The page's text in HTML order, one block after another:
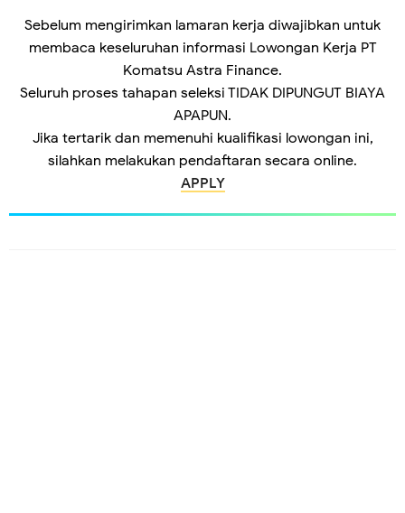
Sebelum mengirimkan lamaran kerja diwajibkan untuk
membaca keseluruhan informasi Lowongan Kerja PT
Komatsu Astra Finance.
Seluruh proses tahapan seleksi TIDAK DIPUNGUT BIAYA
APAPUN.
Jika tertarik dan memenuhi kualifikasi lowongan ini,
silahkan melakukan pendaftaran secara online.
APPLY